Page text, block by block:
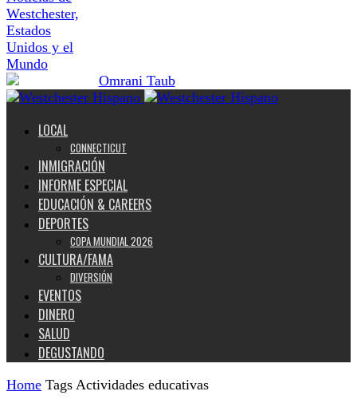
Westchester,
Estados
Unidos y el
Mundo
LOCAL
CONNECTICUT
INMIGRACIÓN
INFORME ESPECIAL
EDUCACIÓN & CAREERS
DEPORTES
COPA MUNDIAL 2026
CULTURA/FAMA
DIVERSIÓN
EVENTOS
DINERO
SALUD
DEGUSTANDO
Home Tags Actividades educativas